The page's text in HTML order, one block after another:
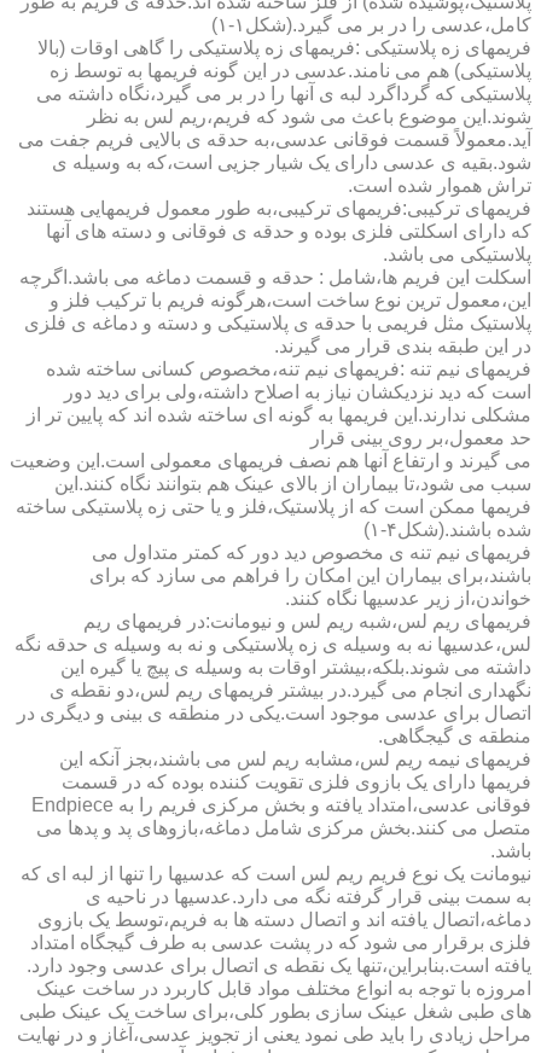
کامل،عدسی را در بر می گیرد.(شکل۱-۱)
فریمهای زه پلاستیکی :فریمهای زه پلاستیکی را گاهی اوقات (بالا
پلاستیکی) هم می نامند.عدسی در این گونه فریمها به توسط زه
پلاستیکی که گرداگرد لبه ی آنها را در بر می گیرد،نگاه داشته می
شوند.این موضوع باعث می شود که فریم،ریم لس به نظر
آید.معمولاً قسمت فوقانی عدسی،به حدقه ی بالایی فریم جفت می
شود.بقیه ی عدسی دارای یک شیار جزیی است،که به وسیله ی
تراش هموار شده است.
فریمهای ترکیبی:فریمهای ترکیبی،به طور معمول فریمهایی هستند
که دارای اسکلتی فلزی بوده و حدقه ی فوقانی و دسته های آنها
پلاستیکی می باشد.
اسکلت این فریم ها،شامل : حدقه و قسمت دماغه می باشد.اگرچه
این،معمول ترین نوع ساخت است،هرگونه فریم با ترکیب فلز و
پلاستیک مثل فریمی با حدقه ی پلاستیکی و دسته و دماغه ی فلزی
در این طبقه بندی قرار می گیرند.
فریمهای نیم تنه :فریمهای نیم تنه،مخصوص کسانی ساخته شده
است که دید نزدیکشان نیاز به اصلاح داشته،ولی برای دید دور
مشکلی ندارند.این فریمها به گونه ای ساخته شده اند که پایین تر از
حد معمول،بر روی بینی قرار
می گیرند و ارتفاع آنها هم نصف فریمهای معمولی است.این وضعیت
سبب می شود،تا بیماران از بالای عینک هم بتوانند نگاه کنند.این
فریمها ممکن است که از پلاستیک،فلز و یا حتی زه پلاستیکی ساخته
شده باشند.(شکل۴-۱)
فریمهای نیم تنه ی مخصوص دید دور که کمتر متداول می
باشند،برای بیماران این امکان را فراهم می سازد که برای
خواندن،از زیر عدسیها نگاه کنند.
فریمهای ریم لس،شبه ریم لس و نیومانت:در فریمهای ریم
لس،عدسیها نه به وسیله ی زه پلاستیکی و نه به وسیله ی حدقه نگه
داشته می شوند.بلکه،بیشتر اوقات به وسیله ی پیچ یا گیره این
نگهداری انجام می گیرد.در بیشتر فریمهای ریم لس،دو نقطه ی
اتصال برای عدسی موجود است.یکی در منطقه ی بینی و دیگری در
منطقه ی گیجگاهی.
فریمهای نیمه ریم لس،مشابه ریم لس می باشند،بجز آنکه این
فریمها دارای یک بازوی فلزی تقویت کننده بوده که در قسمت
فوقانی عدسی،امتداد یافته و بخش مرکزی فریم را به Endpiece
متصل می کنند.بخش مرکزی شامل دماغه،بازوهای پد و پدها می
باشد.
نیومانت یک نوع فریم ریم لس است که عدسیها را تنها از لبه ای که
به سمت بینی قرار گرفته نگه می دارد.عدسیها در ناحیه ی
دماغه،اتصال یافته اند و اتصال دسته ها به فریم،توسط یک بازوی
فلزی برقرار می شود که در پشت عدسی به طرف گیجگاه امتداد
یافته است.بنابراین،تنها یک نقطه ی اتصال برای عدسی وجود دارد.
امروزه با توجه به انواع مختلف مواد قابل کاربرد در ساخت عینک
های طبی شغل عینک سازی بطور کلی،برای ساخت یک عینک طبی
مراحل زیادی را باید طی نمود یعنی از تجویز عدسی،آغاز و در نهایت